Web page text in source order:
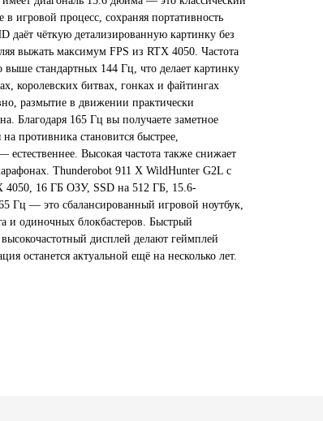
игровой процесс, сохраняя портативность
даёт чёткую детализированную картинку без
выжать максимум FPS из RTX 4050. Частота
выше стандартных 144 Гц, что делает картинку
королевских битвах, гонках и файтингах
размытие в движении практически
Благодаря 165 Гц вы получаете заметное
противника становится быстрее,
Высокая частота также снижает
Thunderobot 911 X WildHunter G2L с
4050, 16 ГБ ОЗУ, SSD на 512 ГБ, 15.6-
Гц — это сбалансированный игровой ноутбук,
и одиночных блокбастеров. Быстрый
дисплей делают геймплей
останется актуальной ещё на несколько лет.